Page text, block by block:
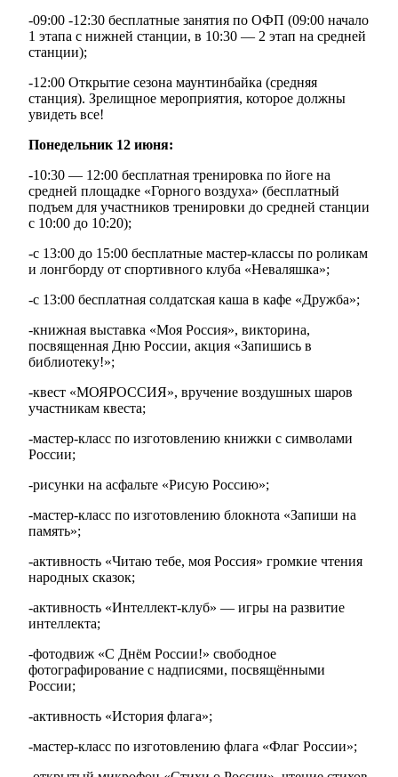
-09:00 -12:30 бесплатные занятия по ОФП (09:00 начало
1 этапа с нижней станции, в 10:30 — 2 этап на средней
станции);
-12:00 Открытие сезона маунтинбайка (средняя
станция). Зрелищное мероприятия, которое должны
увидеть все!
Понедельник 12 июня:
-10:30 — 12:00 бесплатная тренировка по йоге на
средней площадке «Горного воздуха» (бесплатный
подъем для участников тренировки до средней станции
с 10:00 до 10:20);
-с 13:00 до 15:00 бесплатные мастер-классы по роликам
и лонгборду от спортивного клуба «Неваляшка»;
-с 13:00 бесплатная солдатская каша в кафе «Дружба»;
-книжная выставка «Моя Россия», викторина,
посвященная Дню России, акция «Запишись в
библиотеку!»;
-квест «МОЯРОССИЯ», вручение воздушных шаров
участникам квеста;
-мастер-класс по изготовлению книжки с символами
России;
-рисунки на асфальте «Рисую Россию»;
-мастер-класс по изготовлению блокнота «Запиши на
память»;
-активность «Читаю тебе, моя Россия» громкие чтения
народных сказок;
-активность «Интеллект-клуб» — игры на развитие
интеллекта;
-фотодвиж «С Днём России!» свободное
фотографирование с надписями, посвящёнными
России;
-активность «История флага»;
-мастер-класс по изготовлению флага «Флаг России»;